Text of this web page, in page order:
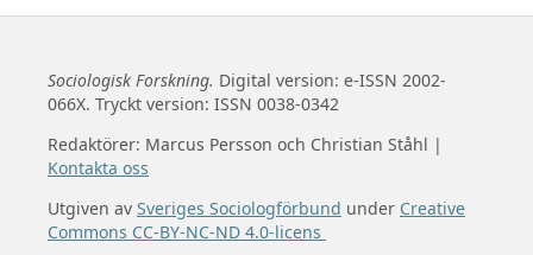
Sociologisk Forskning. Digital version: e-ISSN 2002-
066X. Tryckt version: ISSN 0038-0342
Redaktörer: Marcus Persson och Christian Ståhl |
Kontakta oss
Utgiven av Sveriges Sociologförbund under Creative
Commons CC-BY-NC-ND 4.0-licens